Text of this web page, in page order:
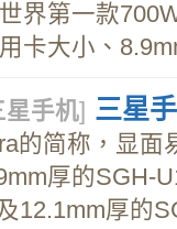
界第一款
卡大小、
手机] 三星
的简称，显面
厚的SGH-
12.1mm厚的